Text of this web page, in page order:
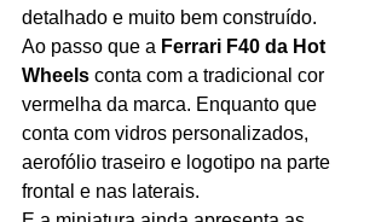
detalhado e muito bem construído.
Ao passo que a Ferrari F40 da Hot
Wheels conta com a tradicional cor
vermelha da marca. Enquanto que
conta com vidros personalizados,
aerofólio traseiro e logotipo na parte
frontal e nas laterais.